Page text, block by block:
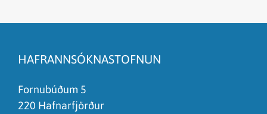
Það er of mikið efni á síðunni
Ég skil ekki efnið, finnst það of flókið
HAFRANNSÓKNASTOFNUN
Fornubúðum 5
220 Hafnarfjörður